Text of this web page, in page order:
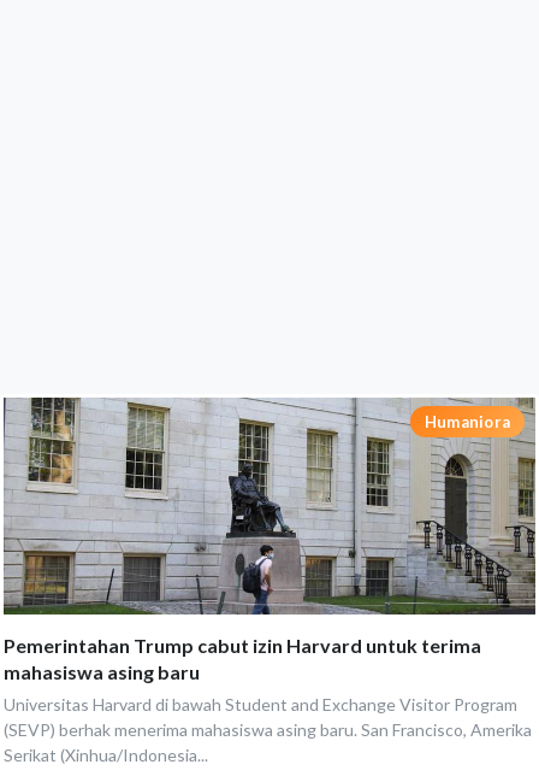
Humaniora
Pemerintahan Trump cabut izin Harvard untuk terima
mahasiswa asing baru
Universitas Harvard di bawah Student and Exchange Visitor Program
(SEVP) berhak menerima mahasiswa asing baru. San Francisco, Amerika
Serikat (Xinhua/Indonesia...